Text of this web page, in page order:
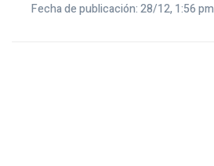
Fecha de publicación: 28/12, 1:56 pm